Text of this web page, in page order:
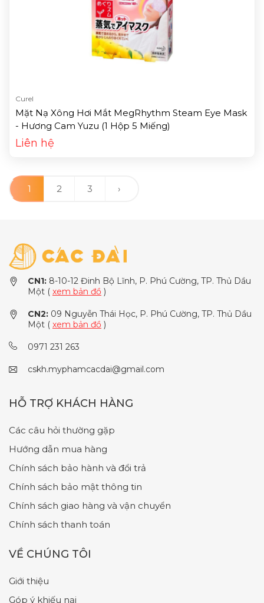
Curel
Mặt Nạ Xông Hơi Mắt MegRhythm Steam Eye Mask
- Hương Cam Yuzu (1 Hộp 5 Miếng)
Liên hệ
1 2 3 ›
CN1: 8-10-12 Đinh Bộ Lĩnh, P. Phú Cường, TP. Thủ Dầu
Một ( xem bản đồ )
CN2: 09 Nguyễn Thái Học, P. Phú Cường, TP. Thủ Dầu
Một ( xem bản đồ )
0971 231 263
cskh.myphamcacdai@gmail.com
HỖ TRỢ KHÁCH HÀNG
Các câu hỏi thường gặp
Hướng dẫn mua hàng
Chính sách bảo hành và đổi trả
Chính sách bảo mật thông tin
Chính sách giao hàng và vận chuyển
Chính sách thanh toán
VỀ CHÚNG TÔI
Giới thiệu
Góp ý khiếu nại